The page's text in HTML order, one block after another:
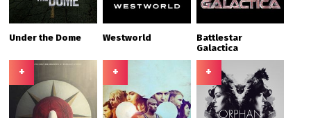
Under the Dome Westworld
Battlestar
Galactica
+ + +